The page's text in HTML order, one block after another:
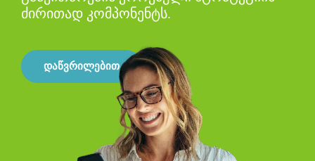
ძირითად კომპონენტს.
დაწვრილებით